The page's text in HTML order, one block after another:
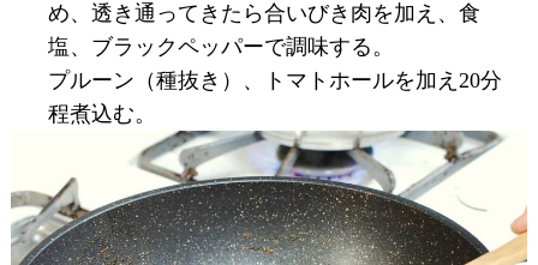
め、透き通ってきたら合いびき肉を加え、食
塩、ブラックペッパーで調味する。
プルーン（種抜き）、トマトホールを加え20分
程煮込む。